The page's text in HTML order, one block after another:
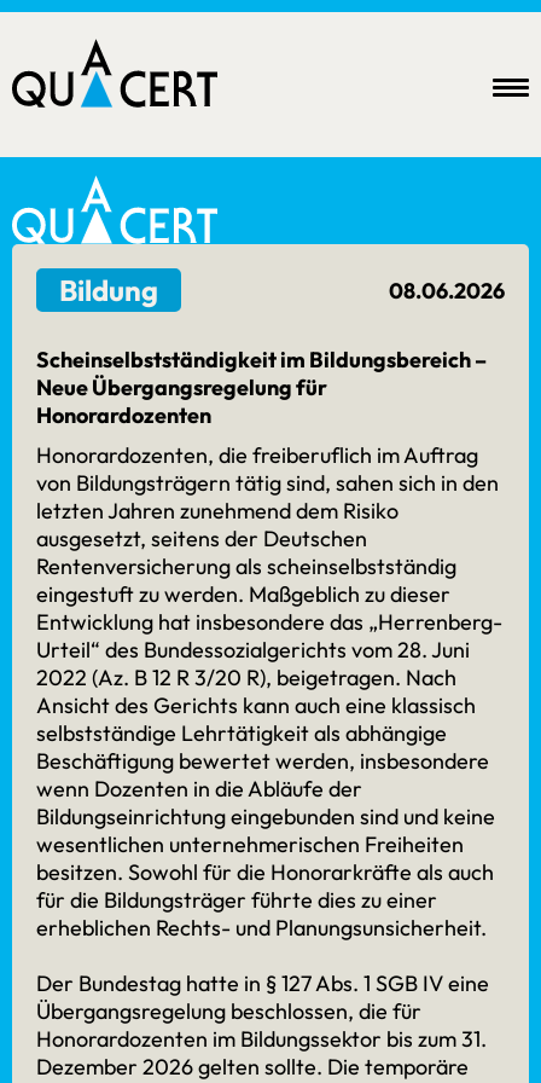
Bildung 08.06.2026
Scheinselbstständigkeit im Bildungsbereich –
Neue Übergangsregelung für
Honorardozenten
Honorardozenten, die freiberuflich im Auftrag
von Bildungsträgern tätig sind, sahen sich in den
letzten Jahren zunehmend dem Risiko
ausgesetzt, seitens der Deutschen
Rentenversicherung als scheinselbstständig
eingestuft zu werden. Maßgeblich zu dieser
Entwicklung hat insbesondere das „Herrenberg-
Urteil“ des Bundessozialgerichts vom 28. Juni
2022 (Az. B 12 R 3/20 R), beigetragen. Nach
Ansicht des Gerichts kann auch eine klassisch
selbstständige Lehrtätigkeit als abhängige
Beschäftigung bewertet werden, insbesondere
wenn Dozenten in die Abläufe der
Bildungseinrichtung eingebunden sind und keine
wesentlichen unternehmerischen Freiheiten
besitzen. Sowohl für die Honorarkräfte als auch
für die Bildungsträger führte dies zu einer
erheblichen Rechts- und Planungsunsicherheit.
Der Bundestag hatte in § 127 Abs. 1 SGB IV eine
Übergangsregelung beschlossen, die für
Honorardozenten im Bildungssektor bis zum 31.
Dezember 2026 gelten sollte. Die temporäre
Newsletter
Datenschutzakzeptieren
abonnieren
Kontakt
Eutighofer Straße 137
73525 Schwäbisch Gmünd
E-Mailinfo@quacert.de
LinkedIn@quacert
Anfahrt